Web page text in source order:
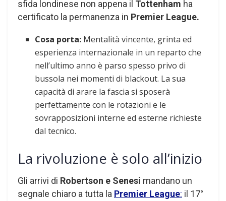
sfida londinese non appena il Tottenham ha
certificato la permanenza in Premier League.
Cosa porta: Mentalità vincente, grinta ed
esperienza internazionale in un reparto che
nell’ultimo anno è parso spesso privo di
bussola nei momenti di blackout. La sua
capacità di arare la fascia si sposerà
perfettamente con le rotazioni e le
sovrapposizioni interne ed esterne richieste
dal tecnico.
La rivoluzione è solo all’inizio
Gli arrivi di Robertson e Senesi mandano un
segnale chiaro a tutta la Premier League: il 17°